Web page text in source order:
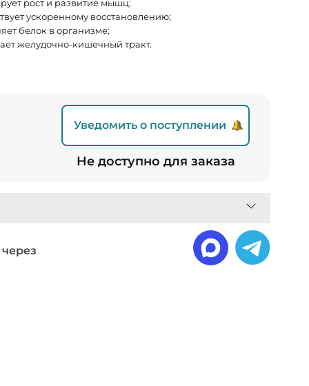
рост и развитие мышц;
ускоренному восстановлению;
белок в организме;
желудочно-кишечный тракт.
Уведомить о поступлении
Не доступно для заказа
через